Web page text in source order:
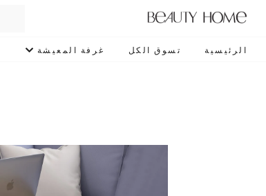
الرئيسية تسوق الكل غرفة المعيشة